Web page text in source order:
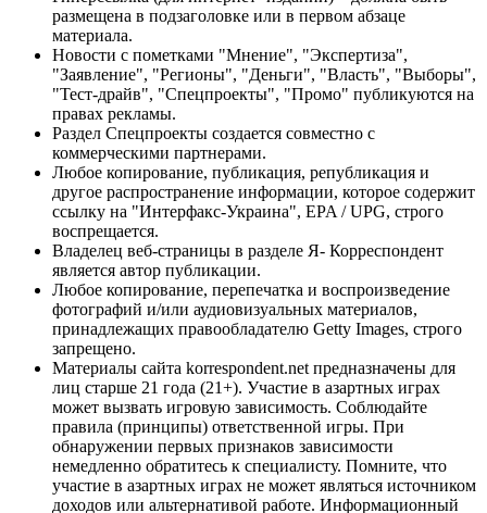
размещена в подзаголовке или в первом абзаце
материала.
Новости с пометками "Мнение", "Экспертиза",
"Заявление", "Регионы", "Деньги", "Власть", "Выборы",
"Тест-драйв", "Спецпроекты", "Промо" публикуются на
правах рекламы.
Раздел Спецпроекты создается совместно с
коммерческими партнерами.
Любое копирование, публикация, републикация и
другое распространение информации, которое содержит
ссылку на "Интерфакс-Украина", EPA / UPG, строго
воспрещается.
Владелец веб-страницы в разделе Я- Корреспондент
является автор публикации.
Любое копирование, перепечатка и воспроизведение
фотографий и/или аудиовизуальных материалов,
принадлежащих правообладателю Getty Images, строго
запрещено.
Материалы сайта korrespondent.net предназначены для
лиц старше 21 года (21+). Участие в азартных играх
может вызвать игровую зависимость. Соблюдайте
правила (принципы) ответственной игры. При
обнаружении первых признаков зависимости
немедленно обратитесь к специалисту. Помните, что
участие в азартных играх не может являться источником
доходов или альтернативой работе. Информационный